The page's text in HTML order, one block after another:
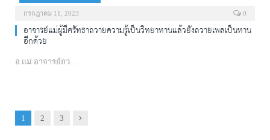
กรกฎาคม 11, 2023 0
อาจารย์แม่ผู้มีศรัทธาถวายความรู้เป็นวิทยาทานแล้วยังถวายเพลเป็นทาน
อีกด้วย
อ.แม่ อาจารย์ถว…
1 2 3 Next